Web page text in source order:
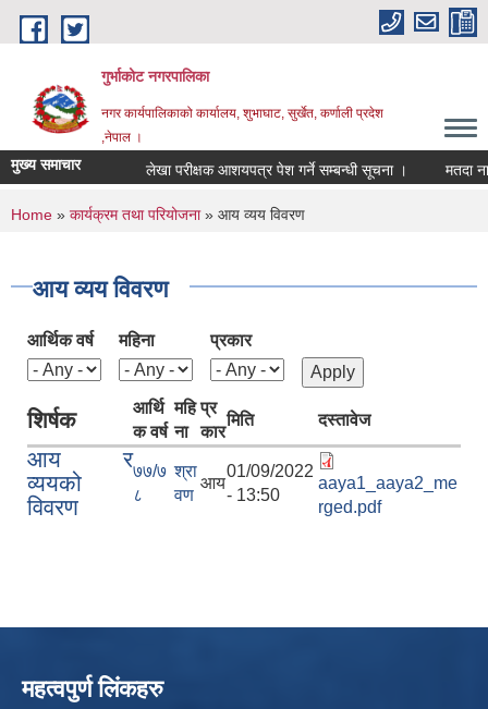
Skip to main content
गुर्भाकोट नगरपालिका
नगर कार्यपालिकाको कार्यालय, शुभाघाट, सुर्खेत, कर्णाली प्रदेश
,नेपाल ।
मुख्य समाचार लेखा परीक्षक आशयपत्र पेश गर्ने सम्बन्धी सूचना । मतदा
You are here
Home » कार्यक्रम तथा परियोजना» आय व्यय विवरण
आय व्यय विवरण
आर्थिक वर्ष महिना प्रकार
शिर्षक
आर्थि
क वर्ष
महि
ना
प्र
कार
मिति दस्तावेज
आय र
व्ययको
विवरण
७७/७
८
श्रा
वण
आय
01/09/2022
- 13:50
aaya1_aaya2_me
rged.pdf
महत्वपुर्ण लिंकहरु